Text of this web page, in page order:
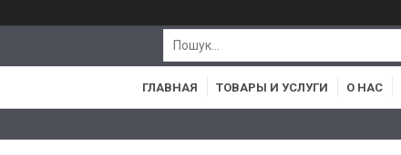
ГЛАВНАЯ ТОВАРЫ И УСЛУГИ О НАС